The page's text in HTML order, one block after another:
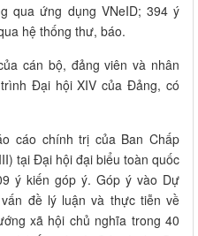
qua ứng dụng VNeID; 394 ý
hệ thống thư, báo.
cán bộ, đảng viên và nhân
Đại hội XIV của Đảng, có
cáo chính trị của Ban Chấp
tại Đại hội đại biểu toàn quốc
ý kiến góp ý. Góp ý vào Dự
đề lý luận và thực tiễn về
xã hội chủ nghĩa trong 40